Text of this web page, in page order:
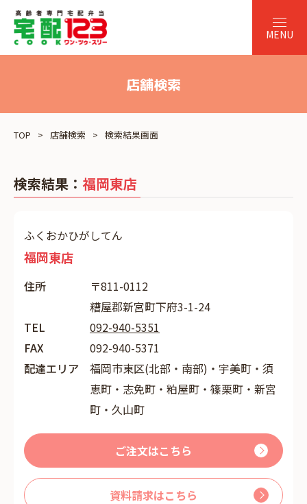
店舗検索
TOP 店舗検索 検索結果画面
検索結果： 福岡東店
ふくおかひがしてん
福岡東店
住所
〒811-0112
糟屋郡新宮町下府3-1-24
TEL
092-940-5351
FAX
092-940-5371
配達エリア
福岡市東区(北部・南部)・宇美町・須
恵町・志免町・粕屋町・篠栗町・新宮
町・久山町
ご注文はこちら
資料請求はこちら